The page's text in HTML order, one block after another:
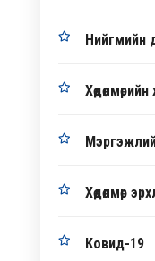
Нийгмийн
Хөдөлмөр
Ковид-19